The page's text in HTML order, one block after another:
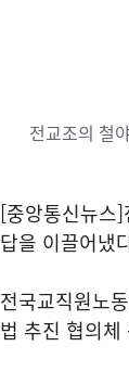
전교조의 철
[중앙통신뉴스
답을 이끌어냈
전국교직원노
법 추진 협의